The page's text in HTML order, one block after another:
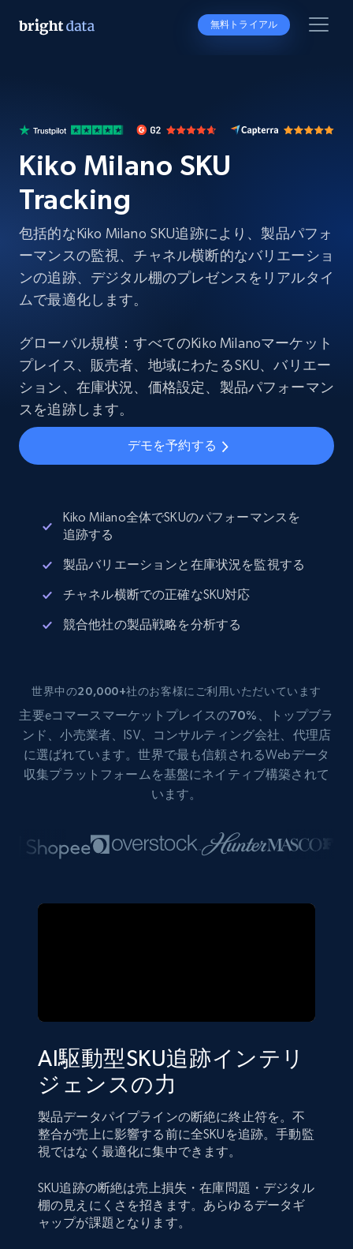
無料トライアル
Kiko Milano SKU
Tracking
包括的なKiko Milano SKU追跡により、製品パフォ
ーマンスの監視、チャネル横断的なバリエーショ
ンの追跡、デジタル棚のプレゼンスをリアルタイ
ムで最適化します。
グローバル規模：すべてのKiko Milanoマーケット
プレイス、販売者、地域にわたるSKU、バリエー
ション、在庫状況、価格設定、製品パフォーマン
スを追跡します。
デモを予約する
Kiko Milano全体でSKUのパフォーマンスを
追跡する
製品バリエーションと在庫状況を監視する
チャネル横断での正確なSKU対応
競合他社の製品戦略を分析する
世界中の20,000+社のお客様にご利用いただいています
主要eコマース マーケットプレイスの70% 、トップブラ
ンド、小売業者、ISV、コンサルティング会社、代理店
に選ばれています。世界で最も信頼されるWebデータ
収集プラットフォームを基盤にネイティブ構築されて
います。
AI駆動型SKU追跡インテリ
ジェンスの力
製品データパイプラインの断絶に終止符を。不
整合が売上に影響する前に全SKUを追跡。手動監
視ではなく最適化に集中できます。
SKU追跡の断絶は売上損失・在庫問題・デジタル
棚の見えにくさを招きます。あらゆるデータギ
ャップが課題となります。